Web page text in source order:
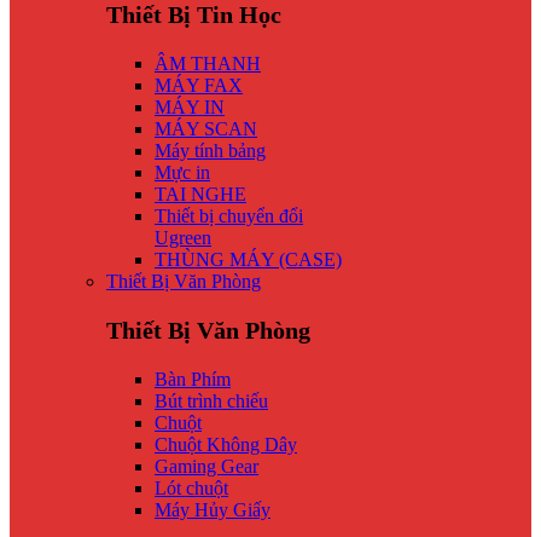
Thiết Bị Tin Học
ÂM THANH
MÁY FAX
MÁY IN
MÁY SCAN
Máy tính bảng
Mực in
TAI NGHE
Thiết bị chuyển đổi
Ugreen
THÙNG MÁY (CASE)
Thiết Bị Văn Phòng
Thiết Bị Văn Phòng
Bàn Phím
Bút trình chiếu
Chuột
Chuột Không Dây
Gaming Gear
Lót chuột
Máy Hủy Giấy